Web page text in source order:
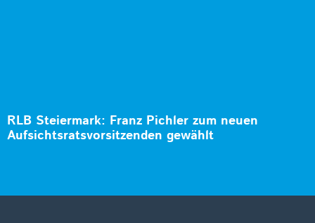
RLB Steiermark: Franz Pichler zum neuen
Aufsichtsratsvorsitzenden gewählt